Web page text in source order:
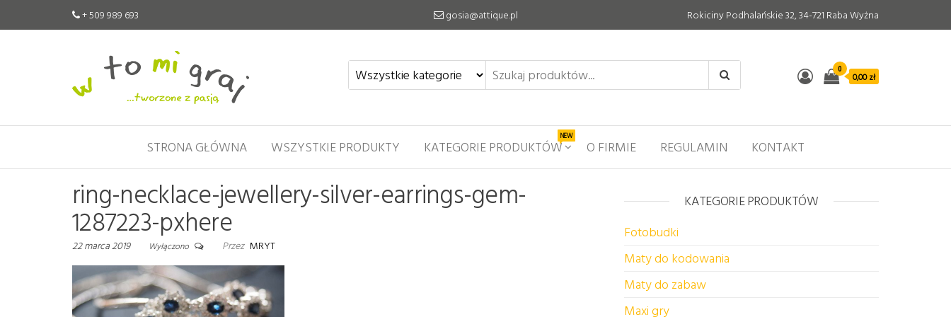
+ 509 989 693 gosia@attique.pl Rokiciny Podhalańskie 32, 34-721 Raba Wyżna
graj
0
0,00 zł
STRONA GŁÓWNA WSZYSTKIE PRODUKTY KATEGORIE PRODUKTÓW
NEW
O FIRMIE REGULAMIN KONTAKT
ring-necklace-jewellery-silver-earrings-gem-
1287223-pxhere
22 marca 2019 Wyłączono Przez MRYT
KATEGORIE PRODUKTÓW
Fotobudki
Maty do kodowania
Maty do zabaw
Maxi gry